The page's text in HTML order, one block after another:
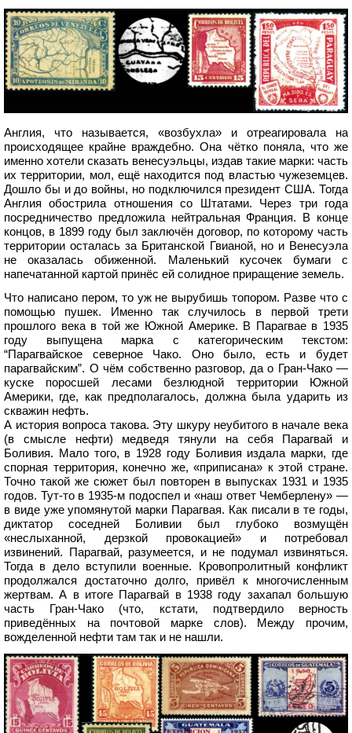
Англия, что называется, «возбухла» и отреагировала на
происходящее крайне враждебно. Она чётко поняла, что же
именно хотели сказать венесуэльцы, издав такие марки: часть
их территории, мол, ещё находится под властью чужеземцев.
Дошло бы и до войны, но подключился президент США. Тогда
Англия обострила отношения со Штатами. Через три года
посредничество предложила нейтральная Франция. В конце
концов, в 1899 году был заключён договор, по которому часть
территории осталась за Британской Гвианой, но и Венесуэла
не оказалась обиженной. Маленький кусочек бумаги с
напечатанной картой принёс ей солидное приращение земель.
Что написано пером, то уж не вырубишь топором. Разве что с
помощью пушек. Именно так случилось в первой трети
прошлого века в той же Южной Америке. В Парагвае в 1935
году выпущена марка с категорическим текстом:
“Парагвайское северное Чако. Оно было, есть и будет
парагвайским”. О чём собственно разговор, да о Гран-Чако —
куске поросшей лесами безлюдной территории Южной
Америки, где, как предполагалось, должна была ударить из
скважин нефть.
А история вопроса такова. Эту шкуру неубитого в начале века
(в смысле нефти) медведя тянули на себя Парагвай и
Боливия. Мало того, в 1928 году Боливия издала марки, где
спорная территория, конечно же, «приписана» к этой стране.
Точно такой же сюжет был повторен в выпусках 1931 и 1935
годов. Тут-то в 1935-м подоспел и «наш ответ Чемберлену» —
в виде уже упомянутой марки Парагвая. Как писали в те годы,
диктатор соседней Боливии был глубоко возмущён
«неслыханной, дерзкой провокацией» и потребовал
извинений. Парагвай, разумеется, и не подумал извиняться.
Тогда в дело вступили военные. Кровопролитный конфликт
продолжался достаточно долго, привёл к многочисленным
жертвам. А в итоге Парагвай в 1938 году захапал большую
часть Гран-Чако (что, кстати, подтвердило верность
приведённых на почтовой марке слов). Между прочим,
вожделенной нефти там так и не нашли.